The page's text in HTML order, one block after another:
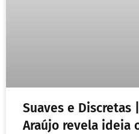
Suaves e
Araújo revela ideia